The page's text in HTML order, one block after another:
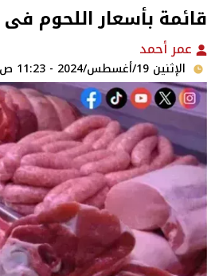
قائمة بأسعار اللحوم فى
عمر أحمد
الإثنين 19/أغسطس/2024 - 11:23 ص